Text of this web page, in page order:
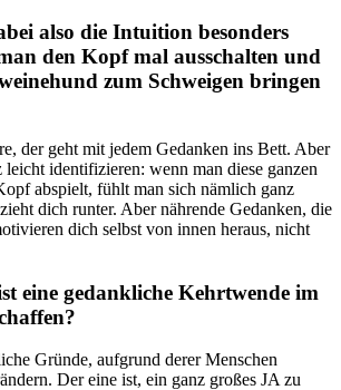
also die Intuition besonders
den Kopf mal ausschalten und
zum Schweigen bringen
der geht mit jedem Gedanken ins Bett. Aber
leicht identifizieren: wenn man diese ganzen
abspielt, fühlt man sich nämlich ganz
dich runter. Aber nährende Gedanken, die
dich selbst von innen heraus, nicht
eine gedankliche Kehrtwende im
Gründe, aufgrund derer Menschen
Der eine ist, ein ganz großes JA zu